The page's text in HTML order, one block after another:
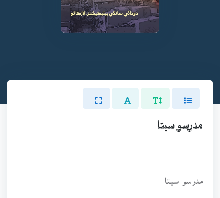
مدرسو سيتا
مدرسو سيتا